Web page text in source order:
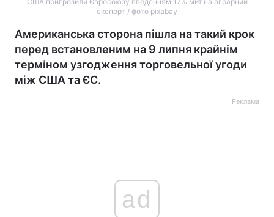
експорт / фото pixabay
Американська сторона пішла на такий крок
перед встановленим на 9 липня крайнім
терміном узгодження торговельної угоди
між США та ЄС.
Реклама
ad